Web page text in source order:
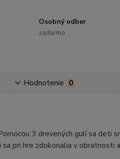
Osobný odber
zadarmo
Hodnotenie 0
3 drevených gulí sa deti
pri hre zdokonalia v obratnosti